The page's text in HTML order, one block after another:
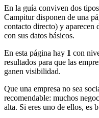
En la guía conviven dos
Campitur disponen de una
contacto directo) y aparecen
con sus datos básicos.
En esta página hay 1 con
resultados para que las
ganen visibilidad.
Que una empresa no sea
recomendable: muchos
alta. Si eres uno de ellos, es